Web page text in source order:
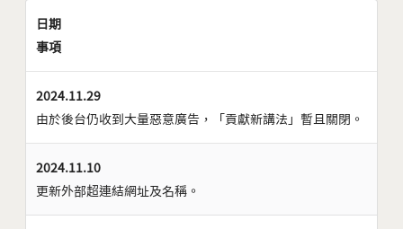
日期
事項
2024.11.29
由於後台仍收到大量惡意廣告，「貢獻新講法」暫且關閉。
2024.11.10
更新外部超連結網址及名稱。